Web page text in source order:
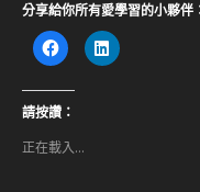
分享給你所有愛學習的小夥伴
按
一
分
享
至
新
分
享
請按讚：
正在載入...